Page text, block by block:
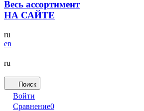
Весь ассортимент
НА САЙТЕ
ru
en
ru
Поиск
Войти
Сравнение0